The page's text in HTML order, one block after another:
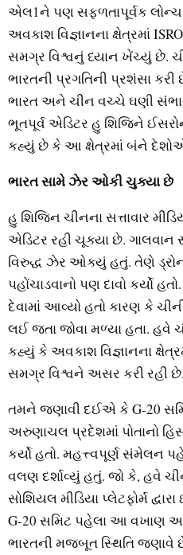
એલ1ને પણ સફળતાપૂર્વક લોન્ચ
અવકાશ વિજ્ઞાનના ક્ષેત્રમાં
સમગ્ર વિશ્વનું ધ્યાન ખેંચ્યું છે.
ભારતની પ્રગતિની પ્રશંસા
ભારત અને ચીન વચ્ચે ઘણી
ભૂતપૂર્વ એડિટર હુ શિજિને
કહ્યું છે કે આ ક્ષેત્રમાં બંને
ભારત સામે ઝેર ઓકી ચુક્યા છે
હુ શિજિન ચીનના સત્તાવાર
એડિટર રહી ચૂક્યા છે. ગાલવાન
વિરુદ્ધ ઝેર ઓક્યું હતું. તેણે ડ્રોન
પહોંચાડવાનો પણ દાવો કર્યો
દેવામાં આવ્યો હતો કારણ કે
લઈ જતા જોવા મળ્યા હતા. હવે
કહ્યું કે અવકાશ વિજ્ઞાનના
સમગ્ર વિશ્વને અસર કરી રહી છે.
તમને જણાવી દઈએ કે G-20
અરુણાચલ પ્રદેશમાં પોતાનો
કર્યો હતો. મહત્ત્વપૂર્ણ સંમેલન
વલણ દર્શાવ્યું હતું. જો કે, હવે
સોશિયલ મીડિયા પ્લેટફોર્મ
G-20 સમિટ પહેલા આ વખાણ
ભારતની મજબૂત સ્થિતિ જણાવે